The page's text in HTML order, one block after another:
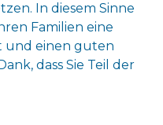
In diesem Sinne
Familien eine
und einen guten
dass Sie Teil der